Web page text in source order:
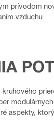
prívodom
vzduchu
aspekty,